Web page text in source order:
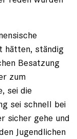
hätten, ständig
Besatzung
zum
sei die
sei schnell bei
sicher gehe und
Jugendlichen